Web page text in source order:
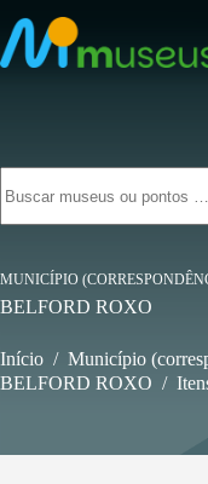
para
o
conteúdo
resultados
MUNICÍPIO
BELFORD ROXO
Início / Município
BELFORD ROXO /